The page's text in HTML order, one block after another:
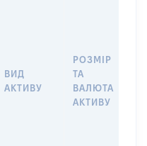
ВИД
АКТИВУ
РОЗМІР
ТА
ВАЛЮТА
АКТИВУ